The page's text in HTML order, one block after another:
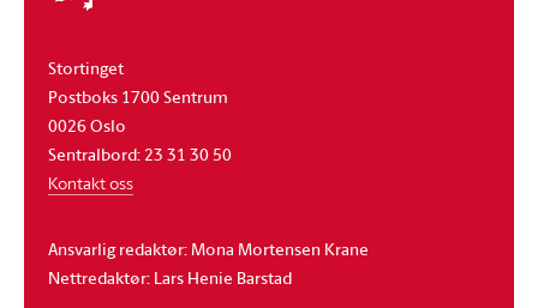
Stortinget
Postboks 1700 Sentrum
0026 Oslo
Sentralbord: 23 31 30 50
Kontakt oss
Ansvarlig redaktør: Mona Mortensen Krane
Nettredaktør: Lars Henie Barstad